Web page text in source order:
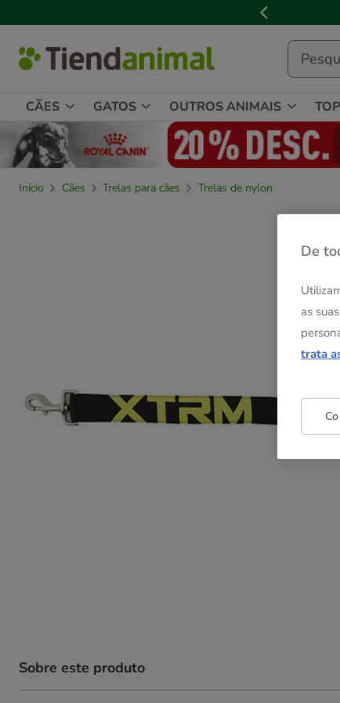
de
mensagem,
CÃES GATOS OUTROS ANIMAIS
Início Cães Trelas para cães
Trelas de nylon
Sobre este produto
De
as
trata